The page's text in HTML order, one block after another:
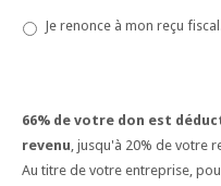
Je renonce à mon reçu
66% de votre don est
revenu, jusqu'à 20% de votre
Au titre de votre entreprise,